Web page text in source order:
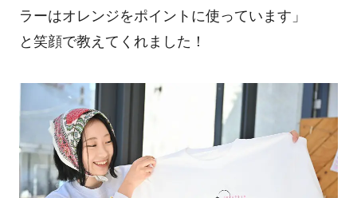
ラーはオレンジをポイントに使っています」
と笑顔で教えてくれました！